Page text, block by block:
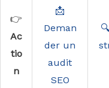
👉
Ac
tio
n
📩
Deman
der un
audit
SEO